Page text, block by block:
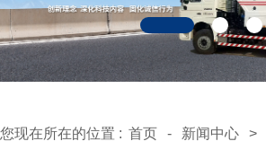
您现在所在的位置 : 首页 - 新闻中心 >